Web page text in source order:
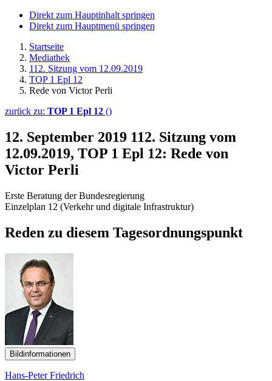
Direkt zum Hauptinhalt springen
Direkt zum Hauptmenü springen
Startseite
Mediathek
112. Sitzung vom 12.09.2019
TOP 1 Epl 12
Rede von Victor Perli
zurück zu: TOP 1 Epl 12 ()
12. September 2019 112. Sitzung vom
12.09.2019, TOP 1 Epl 12: Rede von
Victor Perli
Erste Beratung der Bundesregierung
Einzelplan 12 (Verkehr und digitale Infrastruktur)
Reden zu diesem Tagesordnungspunkt
Bildinformationen
Hans-Peter Friedrich